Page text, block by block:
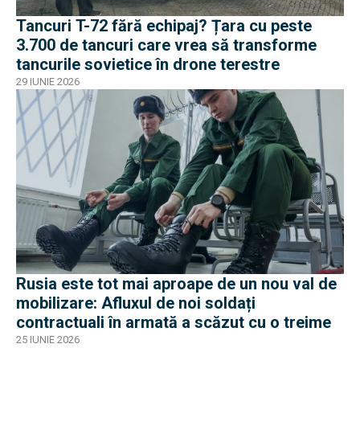
Tancuri T-72 fără echipaj? Țara cu peste
3.700 de tancuri care vrea să transforme
tancurile sovietice în drone terestre
29 IUNIE 2026
Rusia este tot mai aproape de un nou val de
mobilizare: Afluxul de noi soldați
contractuali în armată a scăzut cu o treime
25 IUNIE 2026